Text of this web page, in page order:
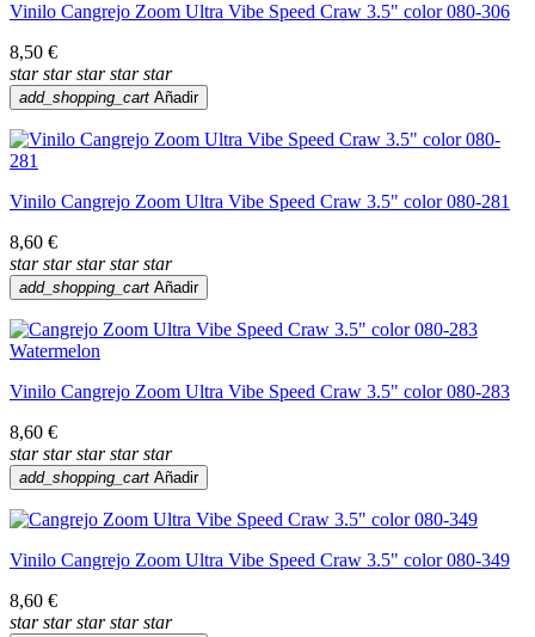
Vinilo Cangrejo Zoom Ultra Vibe Speed Craw 3.5" color 080-306
8,50 €
star star star star star
add_shopping_cart Añadir
Vinilo Cangrejo Zoom Ultra Vibe Speed Craw 3.5" color 080-281
8,60 €
star star star star star
add_shopping_cart Añadir
Vinilo Cangrejo Zoom Ultra Vibe Speed Craw 3.5" color 080-283
8,60 €
star star star star star
add_shopping_cart Añadir
Vinilo Cangrejo Zoom Ultra Vibe Speed Craw 3.5" color 080-349
8,60 €
star star star star star